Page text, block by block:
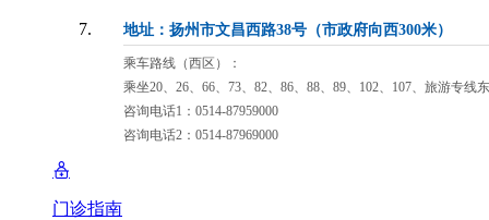
地址：扬州市文昌西路38号（市政府向西300米）
乘车路线（西区）：
乘坐20、26、66、73、82、86、88、89、102、107、旅游专线
咨询电话1：0514-87959000
咨询电话2：0514-87969000
门诊指南